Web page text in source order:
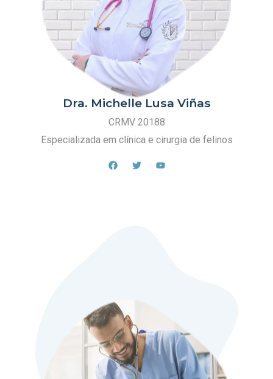
Dra. Michelle Lusa Viñas
CRMV 20188
Especializada em clínica e cirurgia de felinos